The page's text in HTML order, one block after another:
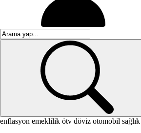
enflasyon emeklilik ötv döviz otomobil sağlık